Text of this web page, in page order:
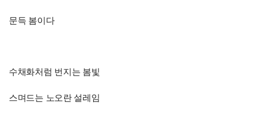
문득 봄이다
수채화처럼 번지는 봄빛
스며드는 노오란 설레임